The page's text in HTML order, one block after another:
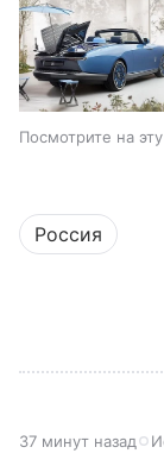
Посмотрите на
Россия
37 минут назад